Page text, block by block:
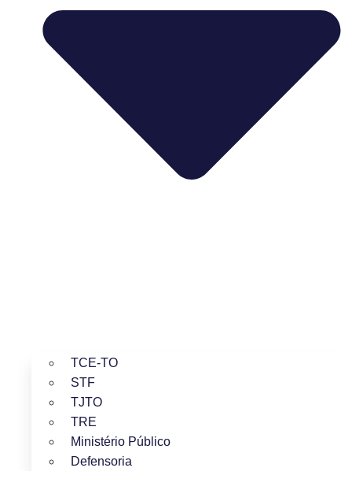
TCE-TO
STF
TJTO
TRE
Ministério Público
Defensoria